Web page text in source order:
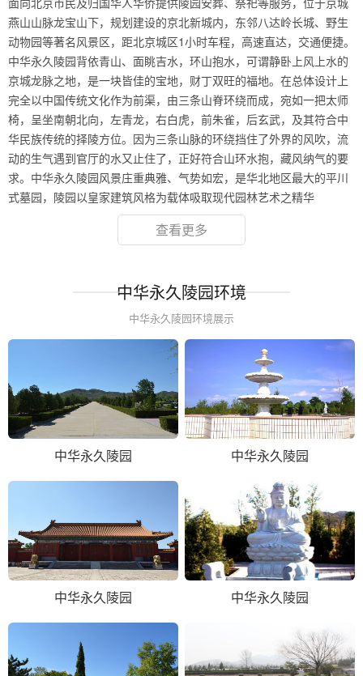
燕山山脉龙宝山下，规划建设的京北新城内，东邻八达岭长城、野生
动物园等著名风景区，距北京城区1小时车程，高速直达，交通便捷。
中华永久陵园背依青山、面眺吉水，环山抱水，可谓静卧上风上水的
京城龙脉之地，是一块皆佳的宝地，财丁双旺的福地。在总体设计上
完全以中国传统文化作为前渠，由三条山脊环绕而成，宛如一把太师
椅，呈坐南朝北向，左青龙，右白虎，前朱雀，后玄武，及其符合中
华民族传统的择陵方位。因为三条山脉的环绕挡住了外界的风吹，流
动的生气遇到官厅的水又止住了，正好符合山环水抱，藏风纳气的要
求。中华永久陵园风景庄重典雅、气势如宏，是华北地区最大的平川
式墓园，陵园以皇家建筑风格为载体吸取现代园林艺术之精华
查看更多
中华永久陵园环境
中华永久陵园环境展示
中华永久陵园 中华永久陵园
中华永久陵园 中华永久陵园